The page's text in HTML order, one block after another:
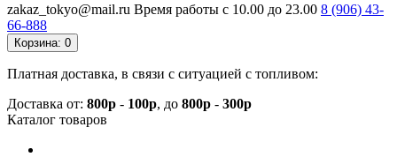
zakaz_tokyo@mail.ru Время работы с 10.00 до 23.00 8 (906) 43-
66-888
Корзина: 0
Платная доставка, в связи с ситуацией с топливом:
Доставка от: 800р - 100р, до 800р - 300р
Каталог товаров